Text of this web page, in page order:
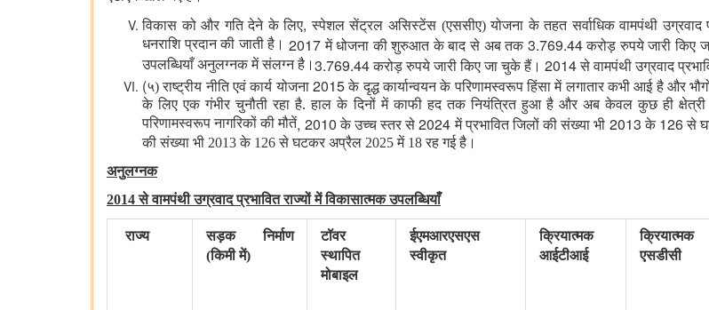
विकास को और गति देने के लिए,स्पेशल सेंट्रल असिस्टेंस (एससीए) योजना के तहत सर्वाधिक वामपंथी उग्रवाद
धनराशि प्रदान की जाती है। 2017में धोजना की शुरुआत के बाद से अब तक 3.769.44करोड़ रुपये जारी किए
उपलब्धियाँ अनुलग्नक में संलग्न है। 3.769.44करोड़ रुपये जारी किए जा चुके हैं। 2014से वामपंथी उग्रवाद
(५) राष्ट्रीय नीति एवं कार्य योजना 2015के दृद्ध कार्यान्वयन के परिणामस्वरूप हिंसा में लगातार कभी आई है और
के लिए एक गंभीर चुनौती रहा है. हाल के दिनों में काफी हद तक नियंत्रित हुआ है और अब केवल कुछ ही
परिणामस्वरूप नागरिकों की मौतें, 2010 के उच्च स्तर से2024 में प्रभावित जिलों की संख्या भी 2013 के 126से
की संख्या भी 2013 के 126 से घटकर अप्रैल 2025 में 18 रह गई है।
अनुलग्नक
2014से वामपंथी उग्रवाद प्रभावित राज्यों में विकासात्मक उपलब्धियाँ
राज्य
सड़क निर्माण
(किमी में)
टॉवर
स्थापित
मोबाइल
ईएमआरएसएस
स्वीकृत
क्रियात्मक
आईटीआई
क्रियात्मक
एसडीसी